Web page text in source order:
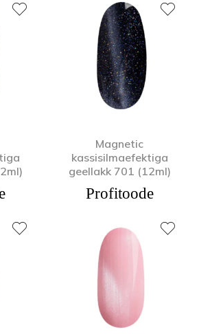
Magnetic
kassisilmaefektiga
geellakk 701 (12ml)
Profitoode